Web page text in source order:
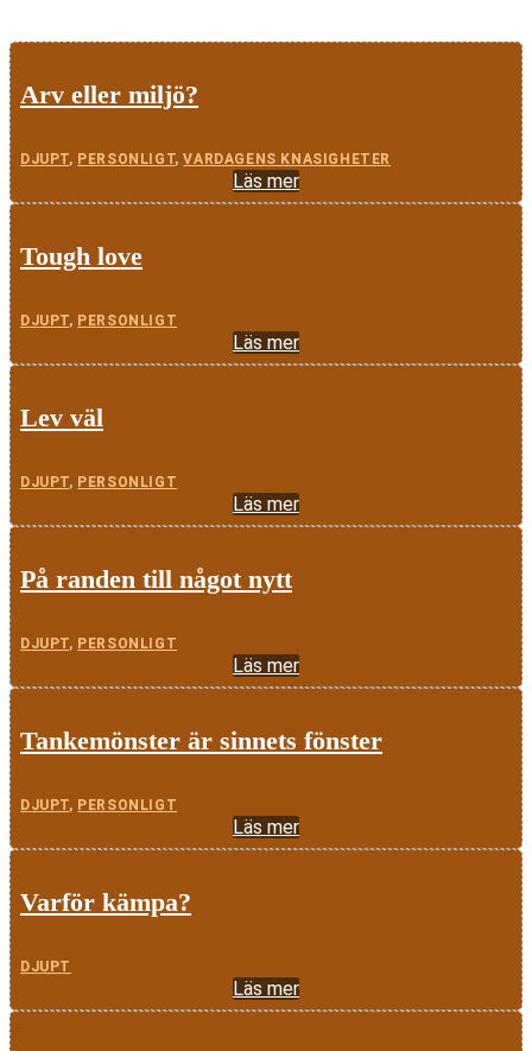
Arv eller miljö?
DJUPT, PERSONLIGT,VARDAGENS KNASIGHETER
Läs mer
Tough love
DJUPT, PERSONLIGT
Läs mer
Lev väl
DJUPT, PERSONLIGT
Läs mer
På randen till något nytt
DJUPT, PERSONLIGT
Läs mer
Tankemönster är sinnets fönster
DJUPT, PERSONLIGT
Läs mer
Varför kämpa?
DJUPT
Läs mer